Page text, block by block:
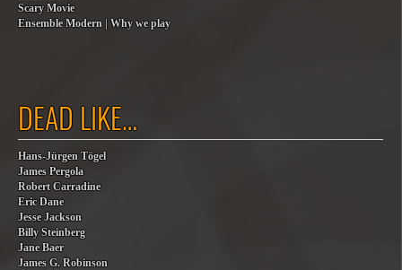
Scary Movie
Ensemble Modern | Why we play
DEAD LIKE…
Hans-Jürgen Tögel
James Pergola
Robert Carradine
Eric Dane
Jesse Jackson
Billy Steinberg
Jane Baer
James G. Robinson